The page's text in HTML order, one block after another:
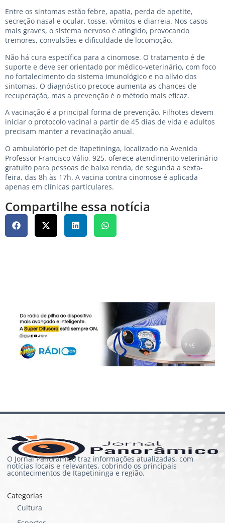
Entre os sintomas estão febre, apatia, perda de apetite,
secreção nasal e ocular, tosse, vômitos e diarreia. Nos casos
mais graves, o sistema nervoso é atingido, provocando
tremores, convulsões e dificuldade de locomoção.
Não há cura específica para a cinomose. O tratamento é de
suporte e deve ser orientado por médico-veterinário, com foco
no fortalecimento do sistema imunológico e no alívio dos
sintomas. O diagnóstico precoce aumenta as chances de
recuperação, mas a prevenção é o método mais eficaz.
A vacinação é a principal forma de prevenção. Filhotes devem
iniciar o protocolo vacinal a partir de 45 dias de vida e adultos
precisam manter a revacinação anual.
O ambulatório pet de Itapetininga, localizado na Avenida
Professor Francisco Válio, 925, oferece atendimento veterinário
gratuito para pessoas de baixa renda, de segunda a sexta-
feira, das 8h às 17h. A vacina contra cinomose é aplicada
apenas em clínicas particulares.
Compartilhe essa notícia
O Jornal Panorâmico traz informações atualizadas, com
notícias locais e relevantes, cobrindo os principais
acontecimentos de Itapetininga e região.
Categorias
Cultura